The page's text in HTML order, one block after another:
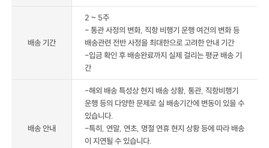
배송 기간
2 ~ 5주
- 통관 사정의 변화, 직항 비행기 운행 여건의 변화 등
배송관련 전반 사정을 최대한으로 고려한 안내 기간
-입금 확인 후 배송완료까지 실제 걸리는 평균 배송 기
간
배송 안내
-해외 배송 특성상 현지 배송 상황, 통관, 직항비행기
운행 등의 다양한 문제로 실 배송기간에 변동이 있을 수
있습니다.
-특히, 연말, 연초, 명절 연휴 현지 상황 등에 따라 배송
이 지연될 수 있습니다.